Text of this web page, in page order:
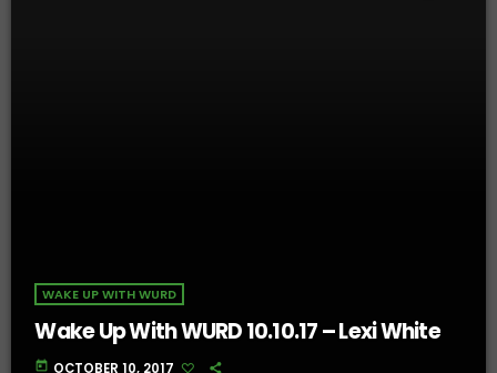
WAKE UP WITH WURD
Wake Up With WURD 10.10.17 – Lexi White
today OCTOBER 10, 2017